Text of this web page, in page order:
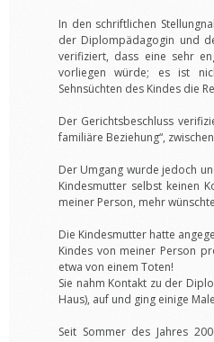
In den schriftlichen
der Diplompädagogin und
verifiziert, dass eine sehr
vorliegen würde; es ist
Sehnsüchten des Kindes die
Der Gerichtsbeschluss
familiäre Beziehung“,
Der Umgang wurde jedoch
Kindesmutter selbst keinen
meiner Person, mehr
Die Kindesmutter hatte
Kindes von meiner Person
etwa von einem Toten!
Sie nahm Kontakt zu der
Haus), auf und ging einige
Seit Sommer des Jahres